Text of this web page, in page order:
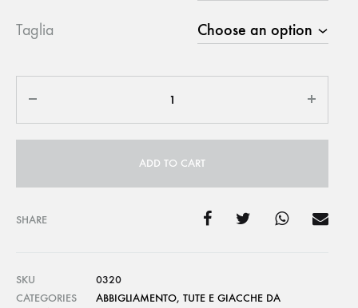
Taglia
ADD TO CART
SHARE
SKU
0320
CATEGORIES
ABBIGLIAMENTO, TUTE E GIACCHE DA